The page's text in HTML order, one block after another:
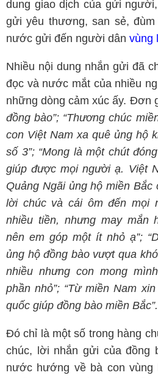
dung giao dịch của gửi
gửi yêu thương, san sẻ,
nước gửi đến người dân vùng
Nhiều nội dung nhắn gửi đã
đọc và nước mắt của nhiều
những dòng cảm xúc ấy. Đơn
đồng bào”; “Thương chúc
con Việt Nam xa quê ủng hộ
số 3”; “Mong là một chút
giúp được mọi người ạ. Việt
Quảng Ngãi ủng hộ miền Bắc
lời chúc và cái ôm đến mọi
nhiều tiền, nhưng may mắn
nên em góp một ít nhỏ ạ”;
ủng hộ đồng bào vượt qua
nhiều nhưng con mong
phần nhỏ”; “Từ miền Nam
quốc giúp đồng bào miền
Đó chỉ là một số trong hàng
chúc, lời nhắn gửi của đồng
nước hướng về bà con vùng